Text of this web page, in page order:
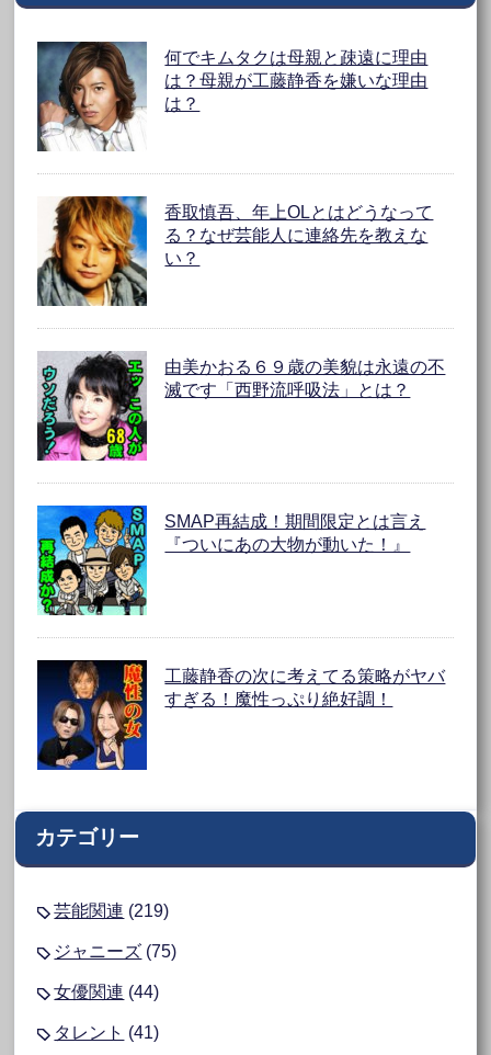
何でキムタクは母親と疎遠に理由
は？母親が工藤静香を嫌いな理由
は？
香取慎吾、年上OLとはどうなって
る？なぜ芸能人に連絡先を教えな
い？
由美かおる６９歳の美貌は永遠の不
滅です「西野流呼吸法」とは？
SMAP再結成！期間限定とは言え
『ついにあの大物が動いた！』
工藤静香の次に考えてる策略がヤバ
すぎる！魔性っぷり絶好調！
カテゴリー
芸能関連 (219)
ジャニーズ (75)
女優関連 (44)
タレント (41)